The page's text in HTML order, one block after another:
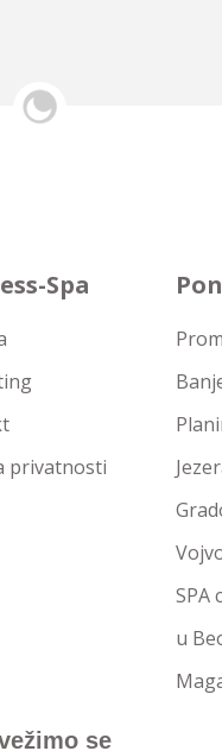
Spa
privatnosti
SPA
u
se